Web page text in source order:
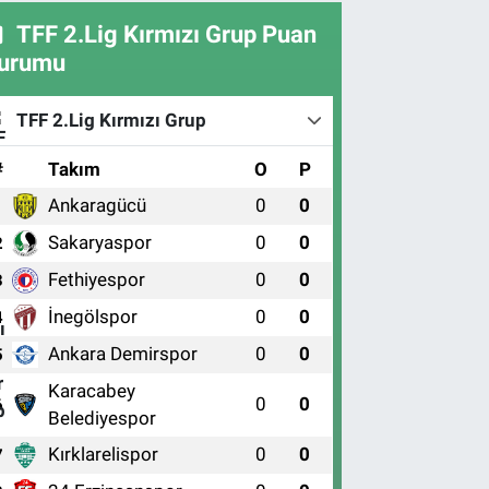
TFF 2.Lig Kırmızı Grup Puan
TFF 2.Lig Kırmızı Grup
Takım O P
Ankaragücü 0 0
Sakaryaspor 0 0
Fethiyespor 0 0
İnegölspor 0 0
Ankara Demirspor 0 0
Karacabey
Belediyespor
0 0
Kırklarelispor 0 0